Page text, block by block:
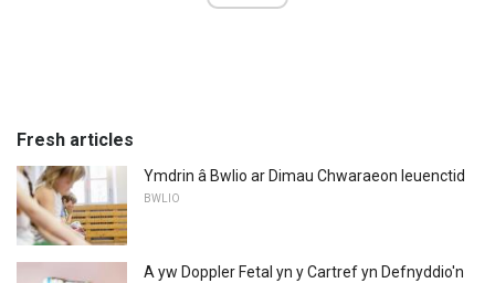
Fresh articles
Ymdrin â Bwlio ar Dimau Chwaraeon Ieuenctid
BWLIO
A yw Doppler Fetal yn y Cartref yn Defnyddio'n